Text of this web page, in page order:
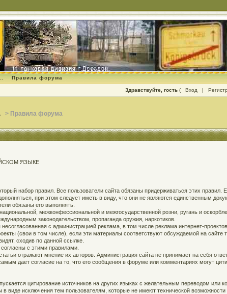
Правила форума
Здравствуйте, гость ( Вход |
> Правила форума
ЯЗЫКЕ
набор правил. Все пользователи сайта обязаны придерживаться этих
при этом следует иметь в виду, что они не являются единственным
обязаны его выполнять.
межконфессиональной и межгосударственной розни, ругань и
законодательством, пропаганда оружия, наркотиков.
с администрацией реклама, в том числе реклама интернет-
(свои в том числе), если эти материалы соответствуют обсуждаемой на
сходив по данной ссылке.
с этими правилами.
отражают мнение их авторов. Администрация сайта не принимает на себя
дает согласие на то, что его сообщения в форуме или комментариях могут
цитирование источников на других языках с желательным переводом или
виде исключения тем пользователям, которые не имеют технической возможности